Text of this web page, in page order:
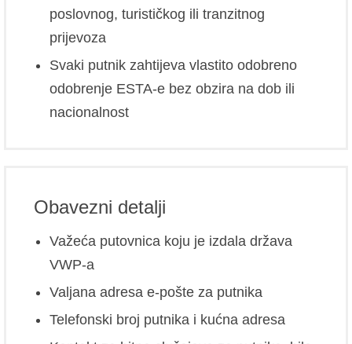
poslovnog, turističkog ili tranzitnog
prijevoza
Svaki putnik zahtijeva vlastito odobreno
odobrenje ESTA-e bez obzira na dob ili
nacionalnost
Obavezni detalji
Važeća putovnica koju je izdala država
VWP-a
Valjana adresa e-pošte za putnika
Telefonski broj putnika i kućna adresa